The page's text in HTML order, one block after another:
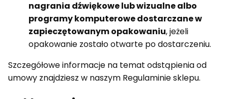
nagrania dźwiękowe lub wizualne albo
programy komputerowe dostarczane w
zapieczętowanym opakowaniu, jeżeli
opakowanie zostało otwarte po dostarczeniu.
Szczegółowe informacje na temat odstąpienia od
umowy znajdziesz w naszym Regulaminie sklepu.